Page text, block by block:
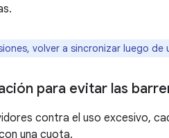
volver a sincronizar luego
para evitar las
contra el uso excesivo,
una cuota.